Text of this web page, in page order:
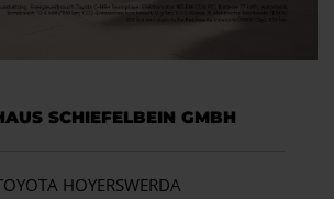
SCHIEFELBEIN GMBH
HOYERSWERDA